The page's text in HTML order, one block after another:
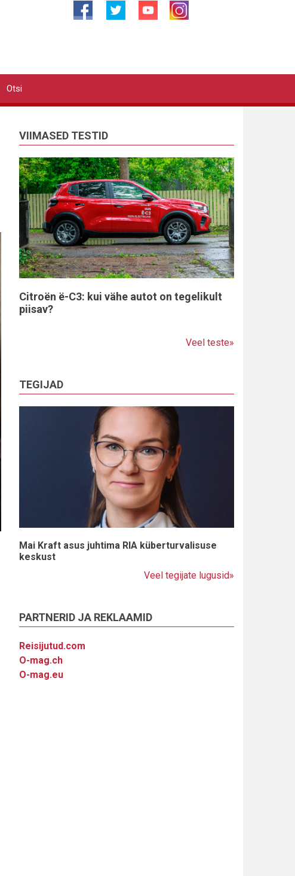
Otsi
VIIMASED TESTID
Citroën ë-C3: kui vähe autot on tegelikult
piisav?
Veel teste»
TEGIJAD
Mai Kraft asus juhtima RIA küberturvalisuse
keskust
Veel tegijate lugusid»
PARTNERID JA REKLAAMID
Reisijutud.com
O-mag.ch
O-mag.eu